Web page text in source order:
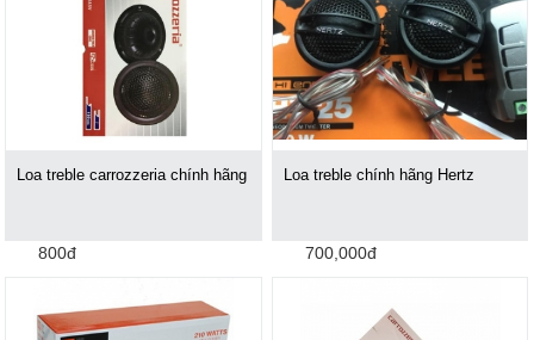
Loa treble carrozzeria chính hãng
800đ
Loa treble chính hãng Hertz
700,000đ